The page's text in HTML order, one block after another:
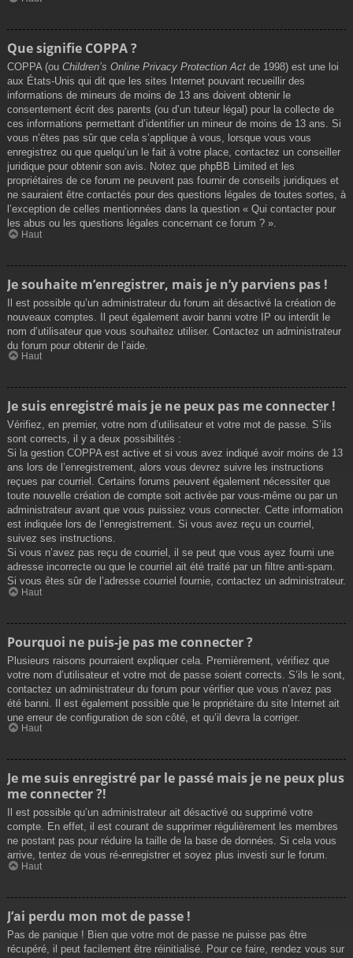
Que signifie COPPA ?
COPPA (ou Children’s Online Privacy Protection Act de 1998) est une loi
aux États-Unis qui dit que les sites Internet pouvant recueillir des
informations de mineurs de moins de 13 ans doivent obtenir le
consentement écrit des parents (ou d’un tuteur légal) pour la collecte de
ces informations permettant d’identifier un mineur de moins de 13 ans. Si
vous n’êtes pas sûr que cela s’applique à vous, lorsque vous vous
enregistrez ou que quelqu’un le fait à votre place, contactez un conseiller
juridique pour obtenir son avis. Notez que phpBB Limited et les
propriétaires de ce forum ne peuvent pas fournir de conseils juridiques et
ne sauraient être contactés pour des questions légales de toutes sortes, à
l’exception de celles mentionnées dans la question « Qui contacter pour
les abus ou les questions légales concernant ce forum ? ».
Haut
Je souhaite m’enregistrer, mais je n’y parviens pas !
Il est possible qu’un administrateur du forum ait désactivé la création de
nouveaux comptes. Il peut également avoir banni votre IP ou interdit le
nom d’utilisateur que vous souhaitez utiliser. Contactez un administrateur
du forum pour obtenir de l’aide.
Haut
Je suis enregistré mais je ne peux pas me connecter !
Vérifiez, en premier, votre nom d’utilisateur et votre mot de passe. S’ils
sont corrects, il y a deux possibilités :
Si la gestion COPPA est active et si vous avez indiqué avoir moins de 13
ans lors de l’enregistrement, alors vous devrez suivre les instructions
reçues par courriel. Certains forums peuvent également nécessiter que
toute nouvelle création de compte soit activée par vous-même ou par un
administrateur avant que vous puissiez vous connecter. Cette information
est indiquée lors de l’enregistrement. Si vous avez reçu un courriel,
suivez ses instructions.
Si vous n’avez pas reçu de courriel, il se peut que vous ayez fourni une
adresse incorrecte ou que le courriel ait été traité par un filtre anti-spam.
Si vous êtes sûr de l’adresse courriel fournie, contactez un administrateur.
Haut
Pourquoi ne puis-je pas me connecter ?
Plusieurs raisons pourraient expliquer cela. Premièrement, vérifiez que
votre nom d’utilisateur et votre mot de passe soient corrects. S’ils le sont,
contactez un administrateur du forum pour vérifier que vous n’avez pas
été banni. Il est également possible que le propriétaire du site Internet ait
une erreur de configuration de son côté, et qu’il devra la corriger.
Haut
Je me suis enregistré par le passé mais je ne peux plus
me connecter ?!
Il est possible qu’un administrateur ait désactivé ou supprimé votre
compte. En effet, il est courant de supprimer régulièrement les membres
ne postant pas pour réduire la taille de la base de données. Si cela vous
arrive, tentez de vous ré-enregistrer et soyez plus investi sur le forum.
Haut
J’ai perdu mon mot de passe !
Pas de panique ! Bien que votre mot de passe ne puisse pas être
récupéré, il peut facilement être réinitialisé. Pour ce faire, rendez vous sur